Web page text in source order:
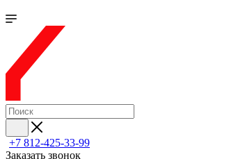
+7 812-425-33-99
Заказать звонок